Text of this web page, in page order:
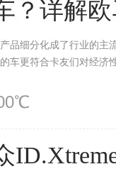
？详解
品细分化成了行业的
车更符合卡友们对经济